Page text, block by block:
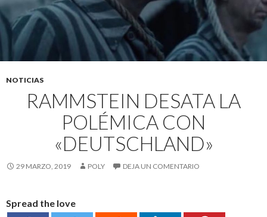
NOTICIAS
RAMMSTEIN DESATA LA
POLÉMICA CON
«DEUTSCHLAND»
29 MARZO, 2019 POLY DEJA UN COMENTARIO
Spread the love